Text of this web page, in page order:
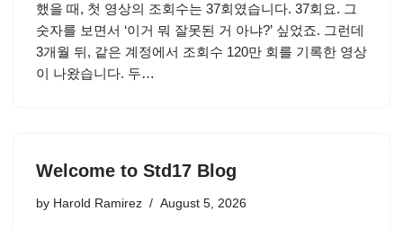
했을 때, 첫 영상의 조회수는 37회였습니다. 37회요. 그
숫자를 보면서 ‘이거 뭐 잘못된 거 아냐?’ 싶었죠. 그런데
3개월 뒤, 같은 계정에서 조회수 120만 회를 기록한 영상
이 나왔습니다. 두…
Welcome to Std17 Blog
by Harold Ramirez August 5, 2026